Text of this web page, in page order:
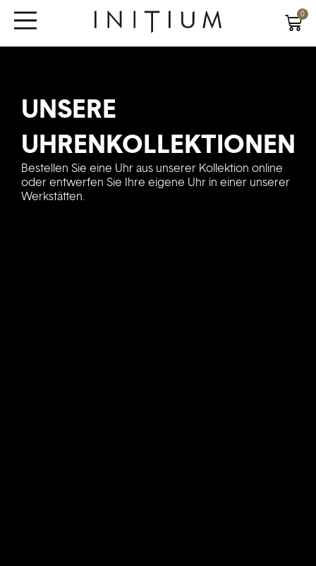
0
UNSERE
UHRENKOLLEKTIONEN
Bestellen Sie eine Uhr aus unserer Kollektion online
oder entwerfen Sie Ihre eigene Uhr in einer unserer
Werkstätten.